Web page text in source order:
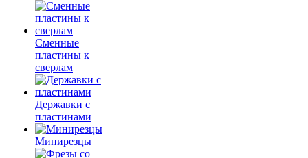
Сменные
пластины к
сверлам
Державки с
пластинами
Минирезцы